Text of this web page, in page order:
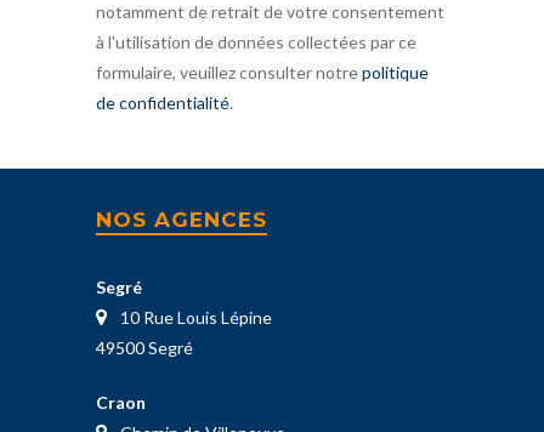
notamment de retrait de votre consentement
à l'utilisation de données collectées par ce
formulaire, veuillez consulter notrepolitique
de confidentialité.
NOS AGENCES
Segré
10 Rue Louis Lépine
49500 Segré
Craon